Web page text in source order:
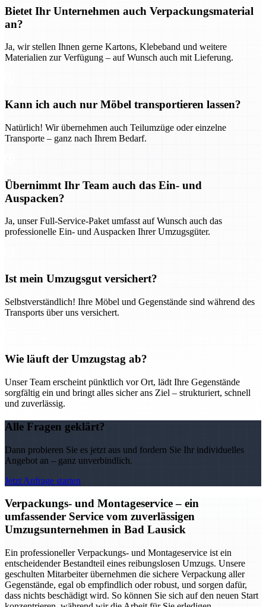
Bietet Ihr Unternehmen auch Verpackungsmaterial
an?
Ja, wir stellen Ihnen gerne Kartons, Klebeband und weitere
Materialien zur Verfügung – auf Wunsch auch mit Lieferung.
Kann ich auch nur Möbel transportieren lassen?
Natürlich! Wir übernehmen auch Teilumzüge oder einzelne
Transporte – ganz nach Ihrem Bedarf.
Übernimmt Ihr Team auch das Ein- und
Auspacken?
Ja, unser Full-Service-Paket umfasst auf Wunsch auch das
professionelle Ein- und Auspacken Ihrer Umzugsgüter.
Ist mein Umzugsgut versichert?
Selbstverständlich! Ihre Möbel und Gegenstände sind während des
Transports über uns versichert.
Wie läuft der Umzugstag ab?
Unser Team erscheint pünktlich vor Ort, lädt Ihre Gegenstände
sorgfältig ein und bringt alles sicher ans Ziel – strukturiert, schnell
und zuverlässig.
Alle Fragen geklärt?
Dann probieren Sie es jetzt aus und fordern Sie Ihr individuelles
Angebot an – ganz unverbindlich.
Jetzt Anfrage starten
Verpackungs- und Montageservice – ein
umfassender Service vom zuverlässigen
Umzugsunternehmen in Bad Lausick
Ein professioneller Verpackungs- und Montageservice ist ein
entscheidender Bestandteil eines reibungslosen Umzugs. Unsere
geschulten Mitarbeiter übernehmen die sichere Verpackung aller
Gegenstände, egal ob empfindlich oder robust, und sorgen dafür,
dass nichts beschädigt wird. So können Sie sich auf den neuen Start